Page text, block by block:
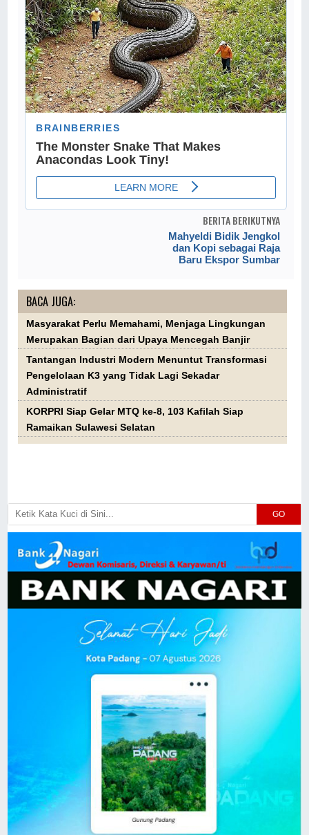
BERITA BERIKUTNYA
Mahyeldi Bidik Jengkol
dan Kopi sebagai Raja
Baru Ekspor Sumbar
BACA JUGA:
Masyarakat Perlu Memahami, Menjaga Lingkungan
Merupakan Bagian dari Upaya Mencegah Banjir
Tantangan Industri Modern Menuntut Transformasi
Pengelolaan K3 yang Tidak Lagi Sekadar
Administratif
KORPRI Siap Gelar MTQ ke-8, 103 Kafilah Siap
Ramaikan Sulawesi Selatan
GO